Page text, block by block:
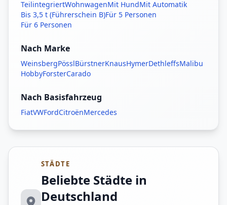
TeilintegriertWohnwagenMit HundMit Automatik
Bis 3,5 t (Führerschein B)Für 5 Personen
Für 6 Personen
Nach Marke
WeinsbergPösslBürstnerKnausHymerDethleffsMalibu
HobbyForsterCarado
Nach Basisfahrzeug
FiatVWFordCitroënMercedes
STÄDTE
Beliebte Städte in
Deutschland